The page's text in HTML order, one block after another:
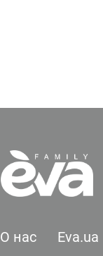
О нас
Eva.ua